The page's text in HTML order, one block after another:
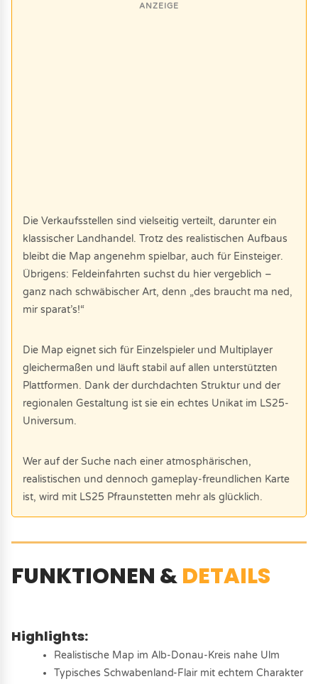
ANZEIGE
Die Verkaufsstellen sind vielseitig verteilt, darunter ein
klassischer Landhandel. Trotz des realistischen Aufbaus
bleibt die Map angenehm spielbar, auch für Einsteiger.
Übrigens: Feldeinfahrten suchst du hier vergeblich –
ganz nach schwäbischer Art, denn „des braucht ma ned,
mir sparat’s!“
Die Map eignet sich für Einzelspieler und Multiplayer
gleichermaßen und läuft stabil auf allen unterstützten
Plattformen. Dank der durchdachten Struktur und der
regionalen Gestaltung ist sie ein echtes Unikat im LS25-
Universum.
Wer auf der Suche nach einer atmosphärischen,
realistischen und dennoch gameplay-freundlichen Karte
ist, wird mit LS25 Pfraunstetten mehr als glücklich.
FUNKTIONEN &DETAILS
Highlights:
Realistische Map im Alb-Donau-Kreis nahe Ulm
Typisches Schwabenland-Flair mit echtem Charakter